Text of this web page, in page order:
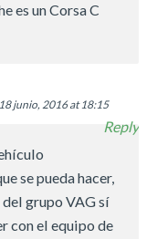
es un Corsa C
18 junio, 2016 at 18:15
Reply
se pueda hacer,
del grupo VAG sí
con el equipo de